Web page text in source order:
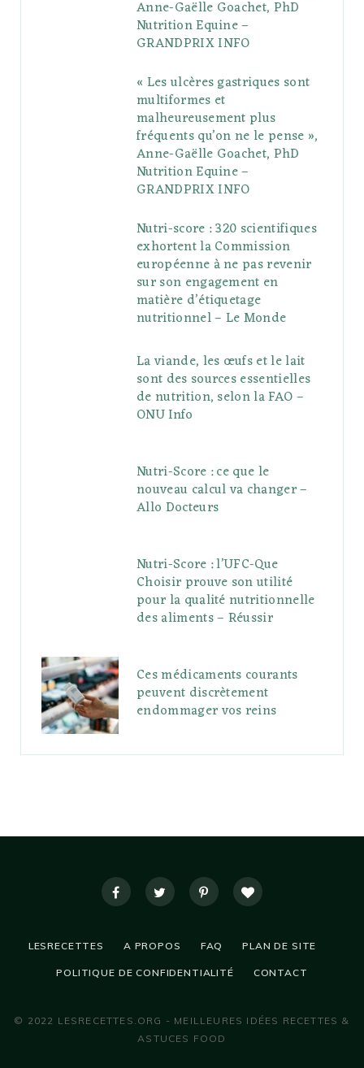
s
m
Anne-Gaëlle Goachet, PhD
Nutrition Equine –
GRANDPRIX INFO
« Les ulcères gastriques sont
multiformes et
malheureusement plus
fréquents qu’on ne le pense »,
Anne-Gaëlle Goachet, PhD
Nutrition Equine –
GRANDPRIX INFO
Nutri-score : 320 scientifiques
exhortent la Commission
européenne à ne pas revenir
sur son engagement en
matière d’étiquetage
nutritionnel – Le Monde
La viande, les œufs et le lait
sont des sources essentielles
de nutrition, selon la FAO –
ONU Info
Nutri-Score : ce que le
nouveau calcul va changer –
Allo Docteurs
Nutri-Score : l’UFC-Que
Choisir prouve son utilité
pour la qualité nutritionnelle
des aliments – Réussir
Ces médicaments courants
peuvent discrètement
endommager vos reins
LESRECETTES A PROPOS FAQ PLAN DE SITE
POLITIQUE DE CONFIDENTIALITÉ CONTACT
© 2022 LESRECETTES.ORG - MEILLEURES IDÉES RECETTES &
ASTUCES FOOD